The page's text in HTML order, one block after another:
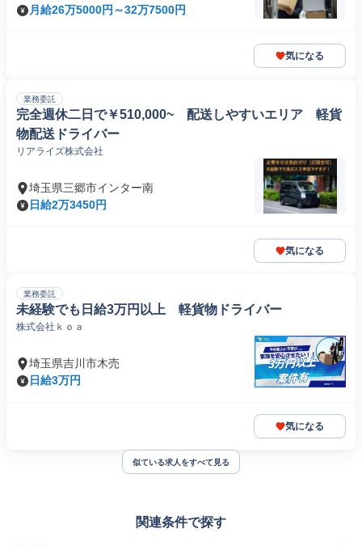
月給26万5000円～32万7500円
気になる
業務委託
完全週休二日で￥510,000~ 配送しやすいエリア 軽貨
物配送ドライバー
リアライズ株式会社
埼玉県三郷市インター南
日給2万3450円
気になる
業務委託
未経験でも日給3万円以上 軽貨物ドライバー
株式会社ｋｏａ
埼玉県吉川市木売
日給3万円
気になる
似ている求人をすべて見る
関連条件で探す